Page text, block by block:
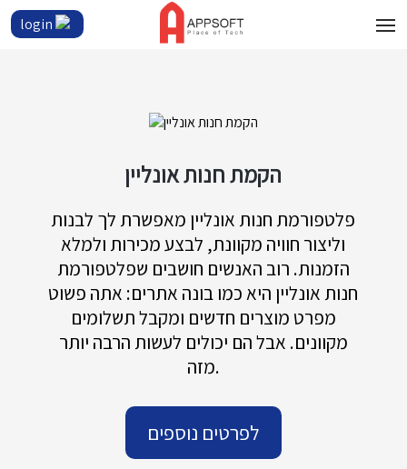
login
הקמת חנות אונליין
פלטפורמת חנות אונליין מאפשרת לך לבנות
וליצור חוויה מקוונת, לבצע מכירות ולמלא
הזמנות. רוב האנשים חושבים שפלטפורמת
חנות אונליין היא כמו בונה אתרים: אתה פשוט
מפרט מוצרים חדשים ומקבל תשלומים
מקוונים. אבל הם יכולים לעשות הרבה יותר
מזה.
לפרטים נוספים